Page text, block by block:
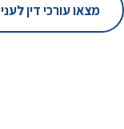
מצאו עורכי דין